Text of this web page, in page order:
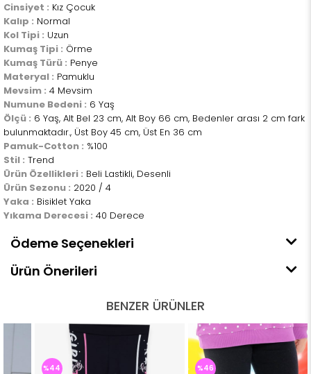
Cinsiyet : Kız Çocuk
Kalıp : Normal
Kol Tipi : Uzun
Kumaş Tipi : Örme
Kumaş Türü : Penye
Materyal : Pamuklu
Mevsim : 4 Mevsim
Numune Bedeni : 6 Yaş
Ölçü : 6 Yaş, Alt Bel 23 cm, Alt Boy 66 cm, Bedenler arası 2 cm fark
bulunmaktadır., Üst Boy 45 cm, Üst En 36 cm
Pamuk-Cotton : %100
Stil : Trend
Ürün Özellikleri : Beli Lastikli, Desenli
Ürün Sezonu : 2020 / 4
Yaka : Bisiklet Yaka
Yıkama Derecesi : 40 Derece
Ödeme Seçenekleri
Ürün Önerileri
BENZER ÜRÜNLER